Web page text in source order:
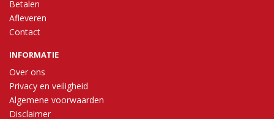
Betalen
Afleveren
Contact
INFORMATIE
Over ons
Privacy en veiligheid
Algemene voorwaarden
Disclaimer